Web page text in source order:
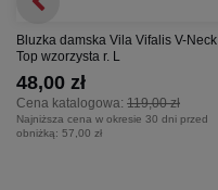
Bluzka damska Vila Vifalis V-Neck
Top wzorzysta r. L
Cena katalogowa: 119,00 zł
48,00 zł
Najniższa cena w okresie 30 dni przed
obniżką: 57,00 zł